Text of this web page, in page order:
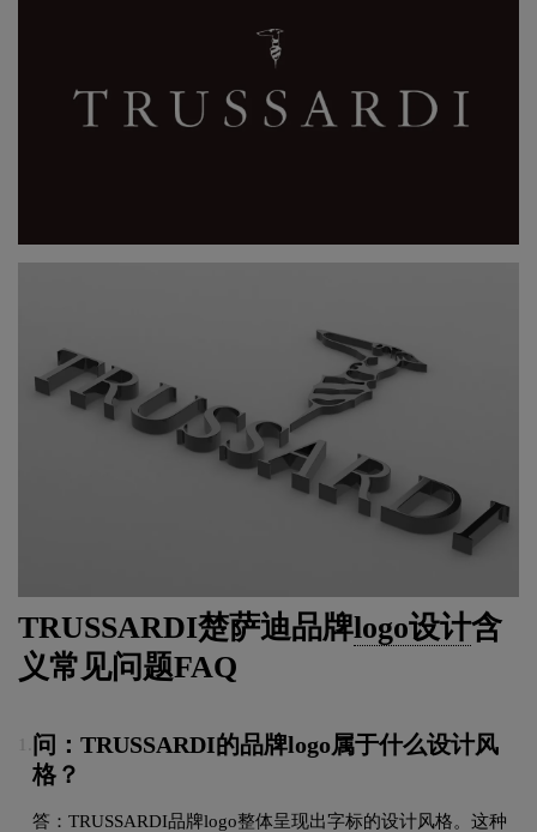
TRUSSARDI楚萨迪品牌logo设计含
义常见问题FAQ
问：TRUSSARDI的品牌logo属于什么设计风
格？
答：TRUSSARDI品牌logo整体呈现出字标的设计风格。这种